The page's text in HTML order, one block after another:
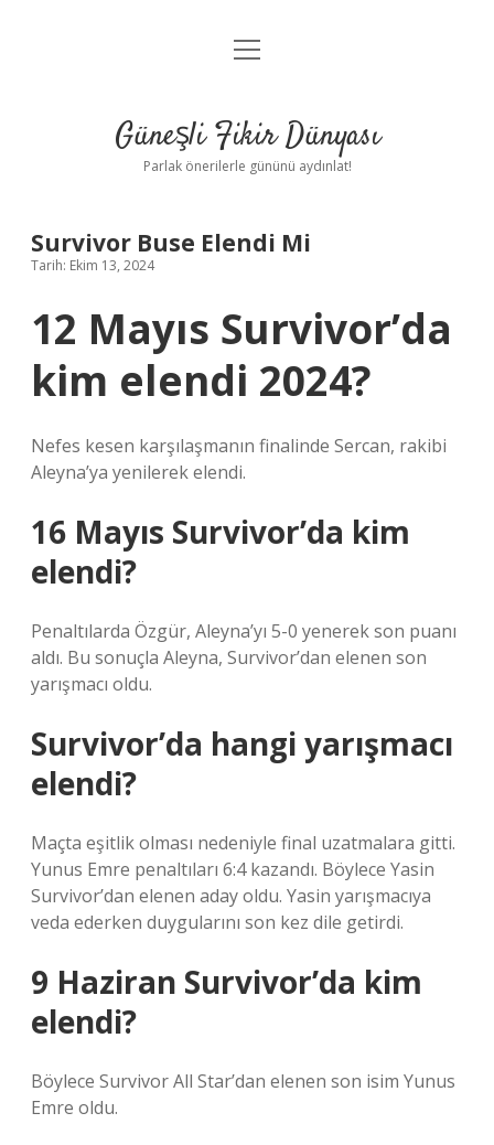
Anasayfa
Yasal Uyarı
menüyü
Güneşli Fikir Dünyası
Parlak önerilerle gününü aydınlat!
Survivor Buse Elendi Mi
Tarih: Ekim 13, 2024
12 Mayıs Survivor’da
kim elendi 2024?
Nefes kesen karşılaşmanın finalinde Sercan, rakibi
Aleyna’ya yenilerek elendi.
16 Mayıs Survivor’da kim
elendi?
Penaltılarda Özgür, Aleyna’yı 5-0 yenerek son puanı
aldı. Bu sonuçla Aleyna, Survivor’dan elenen son
yarışmacı oldu.
Survivor’da hangi yarışmacı
elendi?
Maçta eşitlik olması nedeniyle final uzatmalara gitti.
Yunus Emre penaltıları 6:4 kazandı. Böylece Yasin
Survivor’dan elenen aday oldu. Yasin yarışmacıya
veda ederken duygularını son kez dile getirdi.
9 Haziran Survivor’da kim
elendi?
Böylece Survivor All Star’dan elenen son isim Yunus
Emre oldu.